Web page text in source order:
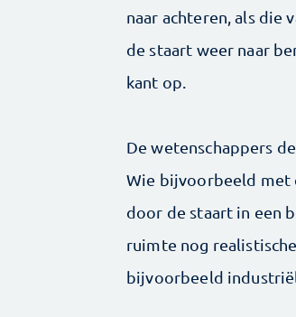
naar achteren, als die
de staart weer naar
kant op.
De wetenschappers
Wie bijvoorbeeld met
door de staart in een
ruimte nog
bijvoorbeeld